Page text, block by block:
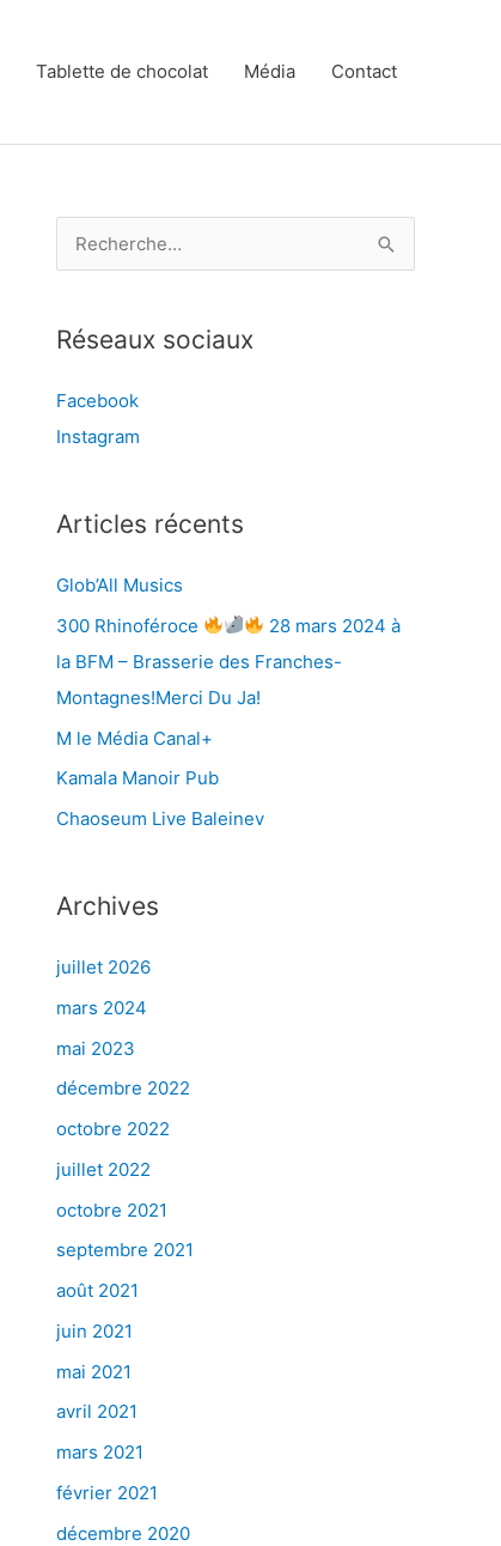
Tablette de chocolat Média Contact
e
h
r
c
e
:
Réseaux sociaux
Facebook
Instagram
Articles récents
Glob’All Musics
300 Rhinoféroce
28 mars 2024 à
la BFM – Brasserie des Franches-
Montagnes!Merci Du Ja!
M le Média Canal+
Kamala Manoir Pub
Chaoseum Live Baleinev
Archives
juillet 2026
mars 2024
mai 2023
décembre 2022
octobre 2022
juillet 2022
octobre 2021
septembre 2021
août 2021
juin 2021
mai 2021
avril 2021
mars 2021
février 2021
décembre 2020